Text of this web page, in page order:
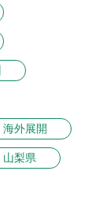
海外展開
山梨県